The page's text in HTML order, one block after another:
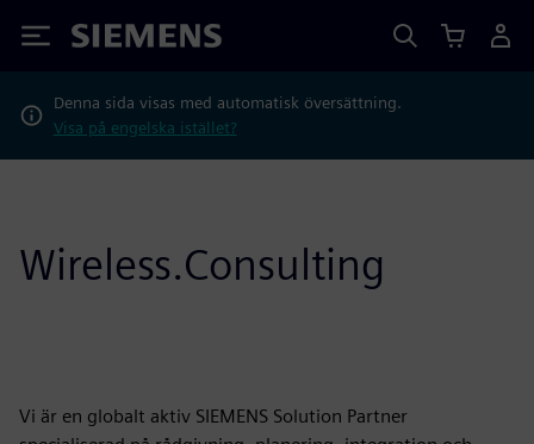
Siemens
Denna sida visas med automatisk översättning.
Visa på engelska istället?
Wireless.Consulting
Vi är en globalt aktiv SIEMENS Solution Partner